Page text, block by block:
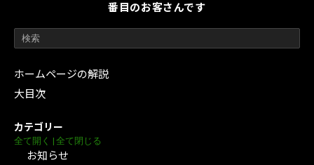
番目のお客さんです
ホームページの解説
大目次
カテゴリー
全て開く | 全て閉じる
お知らせ